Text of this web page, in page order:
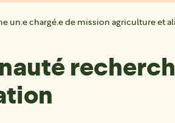
un.e chargé.e de mission agriculture et